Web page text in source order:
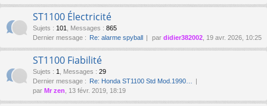
ST1100 Électricité
Sujets : 101 Messages : 865
Dernier message : Re: alarme spyball par didier382002 , 19 avr. 2026, 10:25
ST1100 Fiabilité
Sujets : 1 Messages : 29
Dernier message : Re: Honda ST1100 Std Mod.1990…
par Mr zen , 13 févr. 2019, 18:19